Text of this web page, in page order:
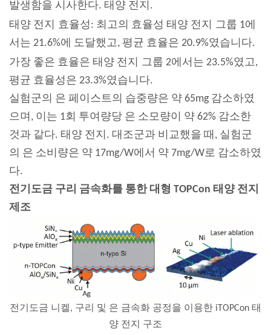
발생함을 시사한다. 태양 전지 .
태양 전지
효율성: 최고의 효율성 태양 전지
그룹 1에
서는 21.6%에 도달했고, 평균 효율은 20.9%였습니다.
가장 좋은 효율은 태양 전지
그룹 2에서는 23.5%였고,
평균 효율성은 23.3%였습니다.
실험군의 은 페이스트의 습중량은 약 65mg 감소하였
으며, 이는 1회 투여량당 은 소모량이 약 62% 감소한
것과 같다. 태양 전지 . 대조군과 비교했을 때, 실험군
의 은 소비량은 약 17mg/W에서 약 7mg/W로 감소하였
다.
전기도금 구리 금속화를 통한 대형 TOPCon 태양 전지
제조
전기도금 니켈, 구리 및 은 금속화 공정을 이용한 iTOPCon 태
양 전지 구조